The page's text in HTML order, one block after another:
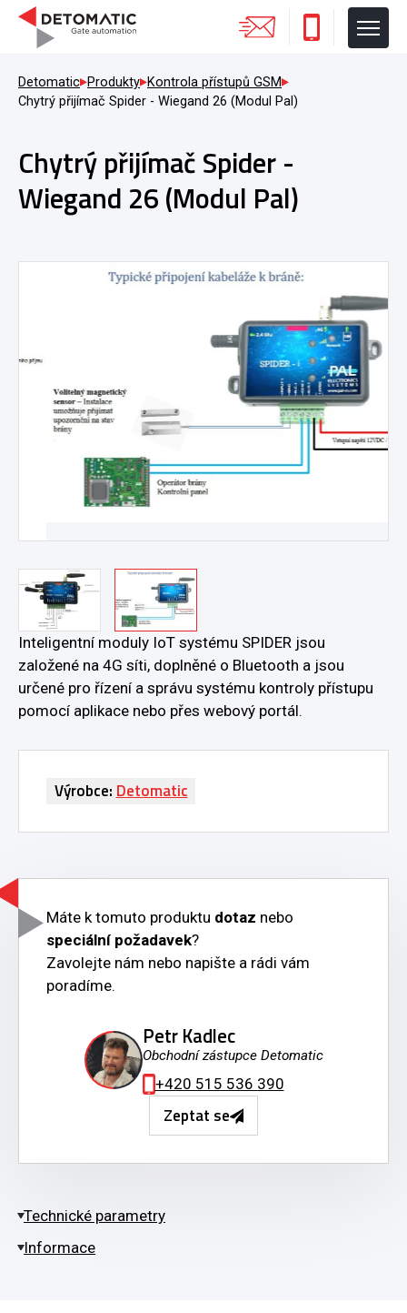
Detomatic Produkty Kontrola přístupů GSM
Chytrý přijímač Spider - Wiegand 26 (Modul Pal)
Chytrý přijímač Spider -
Wiegand 26 (Modul Pal)
Inteligentní moduly IoT systému SPIDER jsou
založené na 4G síti, doplněné o Bluetooth a jsou
určené pro řízení a správu systému kontroly přístupu
pomocí aplikace nebo přes webový portál.
Výrobce:Detomatic
Máte k tomuto produktu dotaz nebo
speciální požadavek?
Zavolejte nám nebo napište a rádi vám
poradíme.
Petr Kadlec
Obchodní zástupce Detomatic
+420 515 536 390
Zeptat se
Technické parametry
Informace